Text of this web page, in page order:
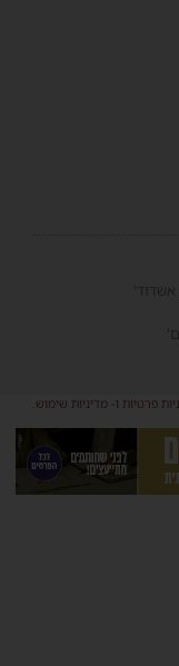
ו-מדיניות שימוש.